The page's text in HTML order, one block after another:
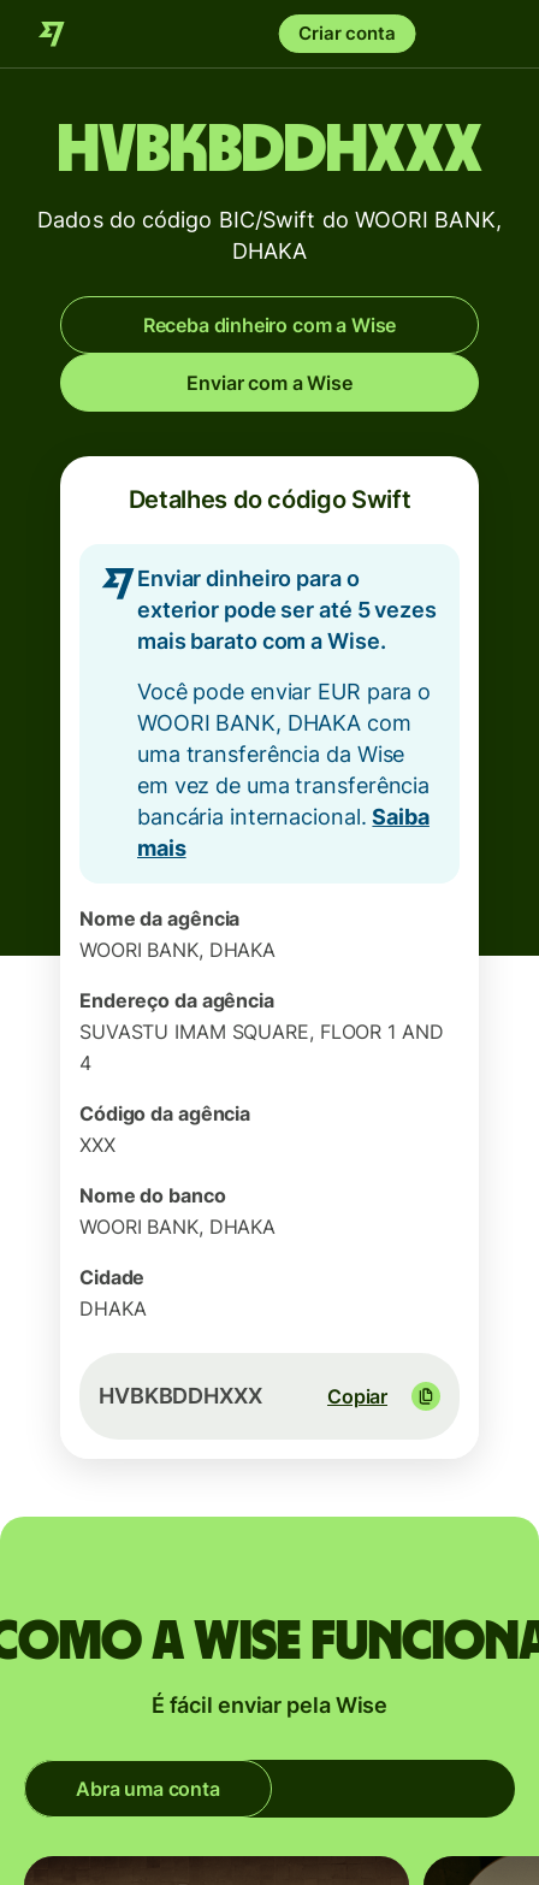
Criar conta
HVBKBDDHXXX
Dados do código BIC/Swift do WOORI BANK,
DHAKA
Receba dinheiro com a Wise
Enviar com a Wise
Detalhes do código Swift
Enviar dinheiro para o
exterior pode ser até 5 vezes
mais barato com a Wise.
Você pode enviar EUR para o
WOORI BANK, DHAKA com
uma transferência da Wise
em vez de uma transferência
bancária internacional.Saiba
mais
Nome da agência
WOORI BANK, DHAKA
Endereço da agência
SUVASTU IMAM SQUARE, FLOOR 1 AND
4
Código da agência
XXX
Nome do banco
WOORI BANK, DHAKA
Cidade
DHAKA
HVBKBDDHXXX Copiar
a Wise
É fácil enviar pela Wise
Abra uma conta